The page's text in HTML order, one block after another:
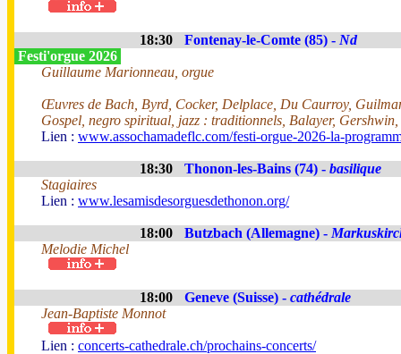
18:30 Fontenay-le-Comte (85) - Nd
Festi'orgue 2026
Guillaume Marionneau, orgue
Œuvres de Bach, Byrd, Cocker, Delplace, Du Caurroy,
Gospel, negro spiritual, jazz : traditionnels, Balayer, Gershwin,
Lien : www.assochamadeflc.com/festi-orgue-2026-la-
18:30 Thonon-les-Bains (74) - basilique
Stagiaires
Lien : www.lesamisdesorguesdethonon.org/
18:00 Butzbach (Allemagne) -
Melodie Michel
18:00 Geneve (Suisse) - cathédrale
Jean-Baptiste Monnot
Lien : concerts-cathedrale.ch/prochains-concerts/